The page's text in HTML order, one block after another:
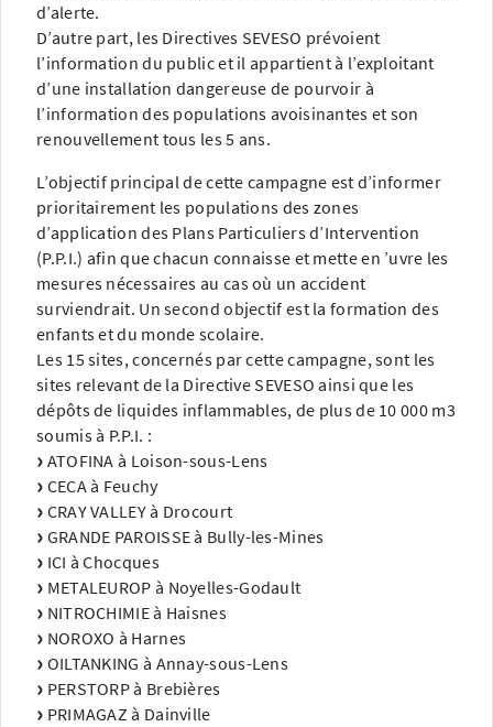
d’alerte.
D’autre part, les Directives SEVESO prévoient
l’information du public et il appartient à l’exploitant
d’une installation dangereuse de pourvoir à
l’information des populations avoisinantes et son
renouvellement tous les 5 ans.
L’objectif principal de cette campagne est d’informer
prioritairement les populations des zones
d’application des Plans Particuliers d’Intervention
(P.P.I.) afin que chacun connaisse et mette en ’uvre les
mesures nécessaires au cas où un accident
surviendrait. Un second objectif est la formation des
enfants et du monde scolaire.
Les 15 sites, concernés par cette campagne, sont les
sites relevant de la Directive SEVESO ainsi que les
dépôts de liquides inflammables, de plus de 10 000 m3
soumis à P.P.I. :
ATOFINA à Loison-sous-Lens
CECA à Feuchy
CRAY VALLEY à Drocourt
GRANDE PAROISSE à Bully-les-Mines
ICI à Chocques
METALEUROP à Noyelles-Godault
NITROCHIMIE à Haisnes
NOROXO à Harnes
OILTANKING à Annay-sous-Lens
PERSTORP à Brebières
PRIMAGAZ à Dainville